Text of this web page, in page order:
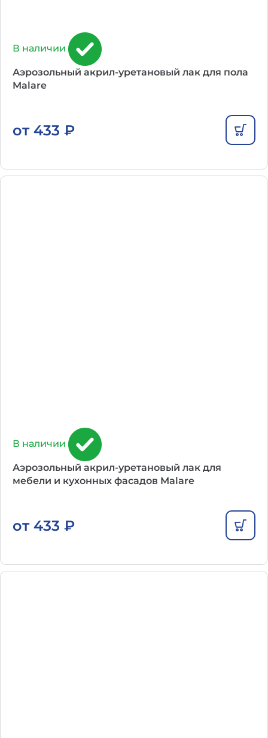
В наличии
Аэрозольный акрил-уретановый лак для пола
Malare
от 433 ₽
В наличии
Аэрозольный акрил-уретановый лак для
мебели и кухонных фасадов Malare
от 433 ₽